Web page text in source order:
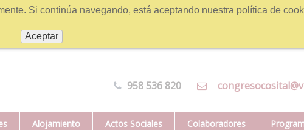
Si continúa navegando, está aceptando nuestra política de
Aceptar
958 536 820
Alojamiento Actos Sociales Colaboradores